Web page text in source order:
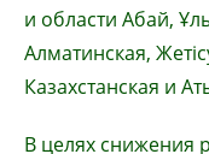
и области Абай,
Алматинская,
Казахстанская и
В целях снижения